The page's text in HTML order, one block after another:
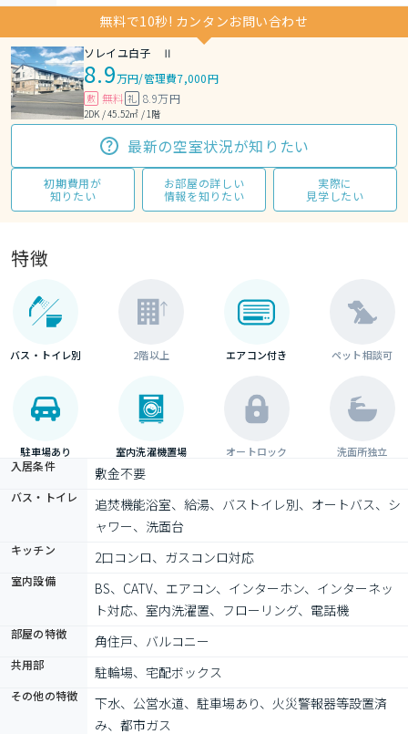
無料で10秒! カンタンお問い合わせ
ソレイユ白子 Ⅱ
8.9万円/管理費7,000円
敷 無料 礼 8.9万円
2DK / 45.52㎡ / 1階
最新の空室状況が知りたい
初期費用が
知りたい
お部屋の詳しい
情報を知りたい
実際に
見学したい
特徴
バス・トイレ別 2階以上 エアコン付き ペット相談可
駐車場あり 室内洗濯機置場 オートロック 洗面所独立
入居条件 敷金不要
バス・トイレ
追焚機能浴室、給湯、バストイレ別、オートバス、シ
ャワー、洗面台
キッチン 2口コンロ、ガスコンロ対応
室内設備
BS、CATV、エアコン、インターホン、インターネッ
ト対応、室内洗濯置、フローリング、電話機
部屋の特徴 角住戸、バルコニー
共用部 駐輪場、宅配ボックス
その他の特徴
下水、公営水道、駐車場あり、火災警報器等設置済
み、都市ガス